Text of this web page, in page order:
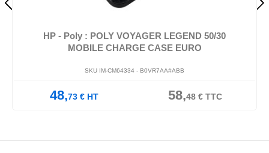
HP - Poly : POLY VOYAGER LEGEND 50/30
MOBILE CHARGE CASE EURO
SKU IM-CM64334 - B0VR7AA#ABB
48,73 € HT 58,48€TTC